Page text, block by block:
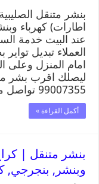
بنشر متنقل
اطارات) كهرباء
عند البيت خدمة
العملاء تبديل
امام المنزل
ليصلك اقرب بشر
99007355 تواصل معنا …
أكمل القراءة »
وبنشر, بنجرجي,